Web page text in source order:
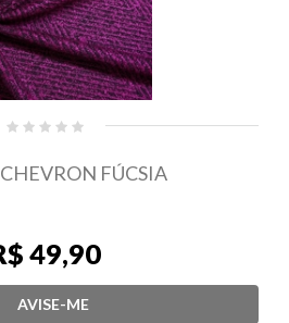
FÚCSIA
49,90
AVISE-ME